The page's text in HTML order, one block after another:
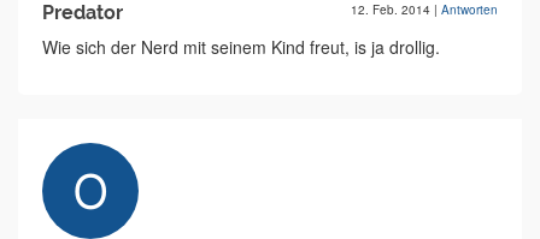
Predator 12. Feb. 2014 | Antworten
Wie sich der Nerd mit seinem Kind freut, is ja drollig.